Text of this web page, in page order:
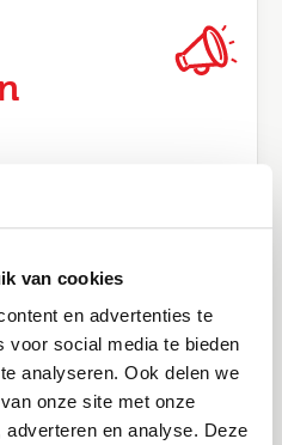
van cookies
en advertenties te
voor social media te bieden
analyseren. Ook delen we
onze site met onze
en analyse. Deze
met uiteenlopende
je jezelf continue
woningcorporatie is
BOA zou wellicht ook
hoogte van de
terug